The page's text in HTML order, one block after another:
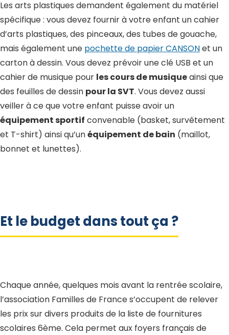
Les arts plastiques demandent également du matériel
spécifique : vous devez fournir à votre enfant un cahier
d’arts plastiques, des pinceaux, des tubes de gouache,
mais également une pochette de papier CANSONet un
carton à dessin. Vous devez prévoir une clé USB et un
cahier de musique pour les cours de musiqueainsi que
des feuilles de dessin pour la SVT. Vous devez aussi
veiller à ce que votre enfant puisse avoir un
équipement sportif convenable (basket, survêtement
et T-shirt) ainsi qu’unéquipement de bain (maillot,
bonnet et lunettes).
Et le budget dans tout ça ?
Chaque année, quelques mois avant la rentrée scolaire,
l’association Familles de France s’occupent de relever
les prix sur divers produits de la liste de fournitures
scolaires 6ème. Cela permet aux foyers français de